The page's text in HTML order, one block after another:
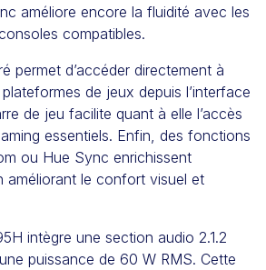
améliore encore la fluidité avec les
compatibles.
permet d’accéder directement à
de jeux depuis l’interface
de jeu facilite quant à elle l’accès
essentiels. Enfin, des fonctions
ou Hue Sync enrichissent
améliorant le confort visuel et
intègre une section audio 2.1.2
puissance de 60 W RMS. Cette